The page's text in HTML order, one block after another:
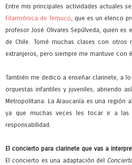
Entre mis principales actividades actuales
Filarmónica de Temuco, que es un elenco
profesor José Olivares Sepúlveda, quien
de Chile. Tomé muchas clases con otros
extranjeros, pero siempre me mantuve con
También me dedico a enseñar clarinete, a
orquestas infantiles y juveniles, abriendo
Metropolitana. La Araucanía es una región
ya que muchas veces les tocar ir a
responsabilidad.
El concierto para clarinete que vas a
El concierto es una adaptación del